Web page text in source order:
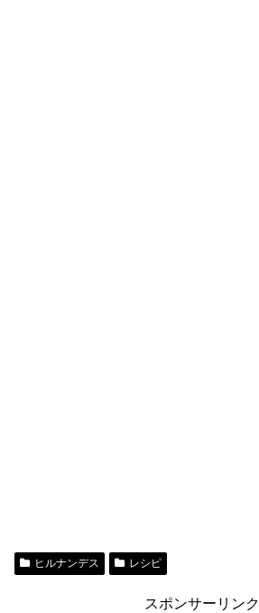
ヒルナンデス レシピ
スポンサーリンク